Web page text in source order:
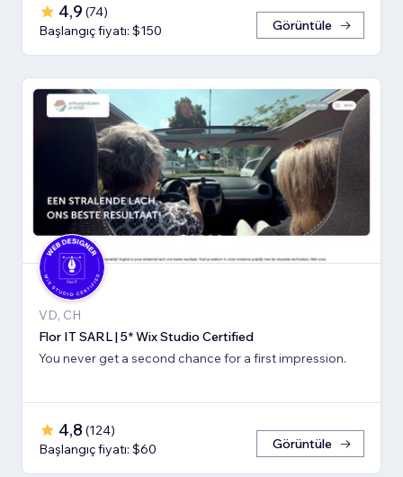
4,9 (74)
Başlangıç fiyatı: $150
Görüntüle
VD, CH
Flor IT SARL | 5* Wix Studio Certified
You never get a second chance for a first impression.
4,8 (124)
Başlangıç fiyatı: $60
Görüntüle